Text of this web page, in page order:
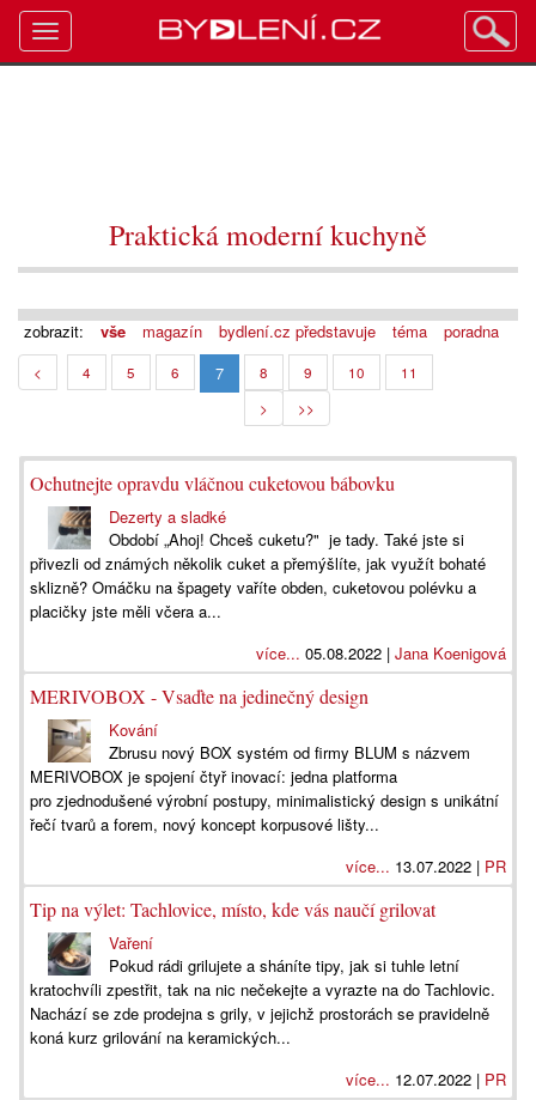
Praktická moderní kuchyně
zobrazit: vše magazín bydlení.cz představuje téma poradna
< 4 5 6 7 8 9 10
11
>
>>
Ochutnejte opravdu vláčnou cuketovou bábovku
Dezerty a sladké
Období „Ahoj! Chceš cuketu?" je tady. Také jste si
přivezli od známých několik cuket a přemýšlíte, jak využít bohaté
sklizně? Omáčku na špagety vaříte obden, cuketovou polévku a
placičky jste měli včera a...
více... 05.08.2022 | Jana Koenigová
MERIVOBOX - Vsaďte na jedinečný design
Kování
Zbrusu nový BOX systém od firmy BLUM s názvem
MERIVOBOX je spojení čtyř inovací: jedna platforma
pro zjednodušené výrobní postupy, minimalistický design s unikátní
řečí tvarů a forem, nový koncept korpusové lišty...
více... 13.07.2022 | PR
Tip na výlet: Tachlovice, místo, kde vás naučí grilovat
Vaření
Pokud rádi grilujete a sháníte tipy, jak si tuhle letní
kratochvíli zpestřit, tak na nic nečekejte a vyrazte na do Tachlovic.
Nachází se zde prodejna s grily, v jejichž prostorách se pravidelně
koná kurz grilování na keramických...
více... 12.07.2022 | PR
Toggle
navigation